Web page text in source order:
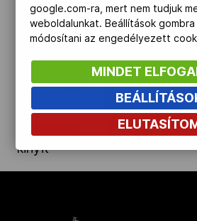
Társszervezetek
OVEP
Adatbank
kinyit
google.com-ra, mert nem tudjuk
weboldalunkat. Beállítások
módosítani az engedélyezett
MINDET